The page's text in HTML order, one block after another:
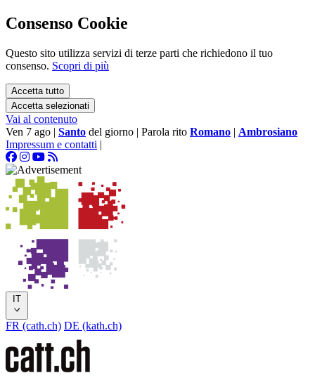
Consenso Cookie
Questo sito utilizza servizi di terze parti che richiedono il tuo
consenso. Scopri di più
Accetta tutto
Accetta selezionati
Vai al contenuto
Ven 7 ago | Santo del giorno | Parola rito Romano | Ambrosiano
Impressum e contatti |
IT
FR (cath.ch) DE (kath.ch)